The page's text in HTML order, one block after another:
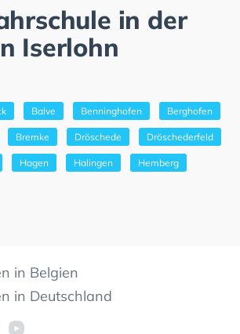
in der
Iserlohn
Balve Benninghofen Berghofen
Bremke Dröschede Dröschederfeld
Hagen Halingen Hemberg
in Belgien
in Deutschland